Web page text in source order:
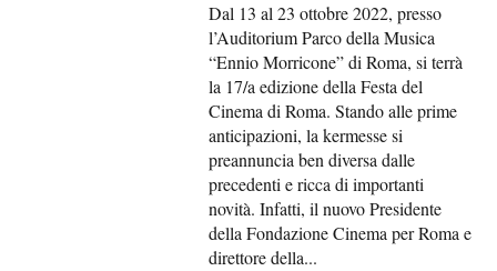
Dal 13 al 23 ottobre 2022, presso
l’Auditorium Parco della Musica
“Ennio Morricone” di Roma, si terrà
la 17/a edizione della Festa del
Cinema di Roma. Stando alle prime
anticipazioni, la kermesse si
preannuncia ben diversa dalle
precedenti e ricca di importanti
novità. Infatti, il nuovo Presidente
della Fondazione Cinema per Roma e
direttore della...